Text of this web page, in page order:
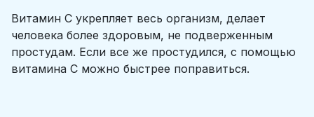
Витамин С укрепляет весь организм, делает
человека более здоровым, не подверженным
простудам. Если все же простудился, с помощью
витамина С можно быстрее поправиться.